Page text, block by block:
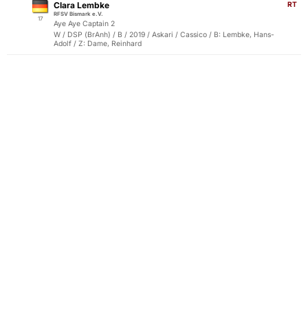
17
RT
Clara Lembke
RFSV Bismark e.V.
Aye Aye Captain 2
W / DSP (BrAnh) / B / 2019 / Askari / Cassico / B: Lembke, Hans-
Adolf / Z: Dame, Reinhard